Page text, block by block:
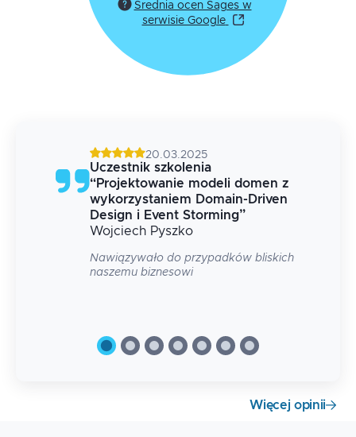
Średnia ocen Sages w
serwisie Google
20.03.2025
Uczestnik szkolenia
“Projektowanie modeli domen z
wykorzystaniem Domain-Driven
Design i Event Storming”
Wojciech Pyszko
Nawiązywało do przypadków bliskich
naszemu biznesowi
Więcej opinii